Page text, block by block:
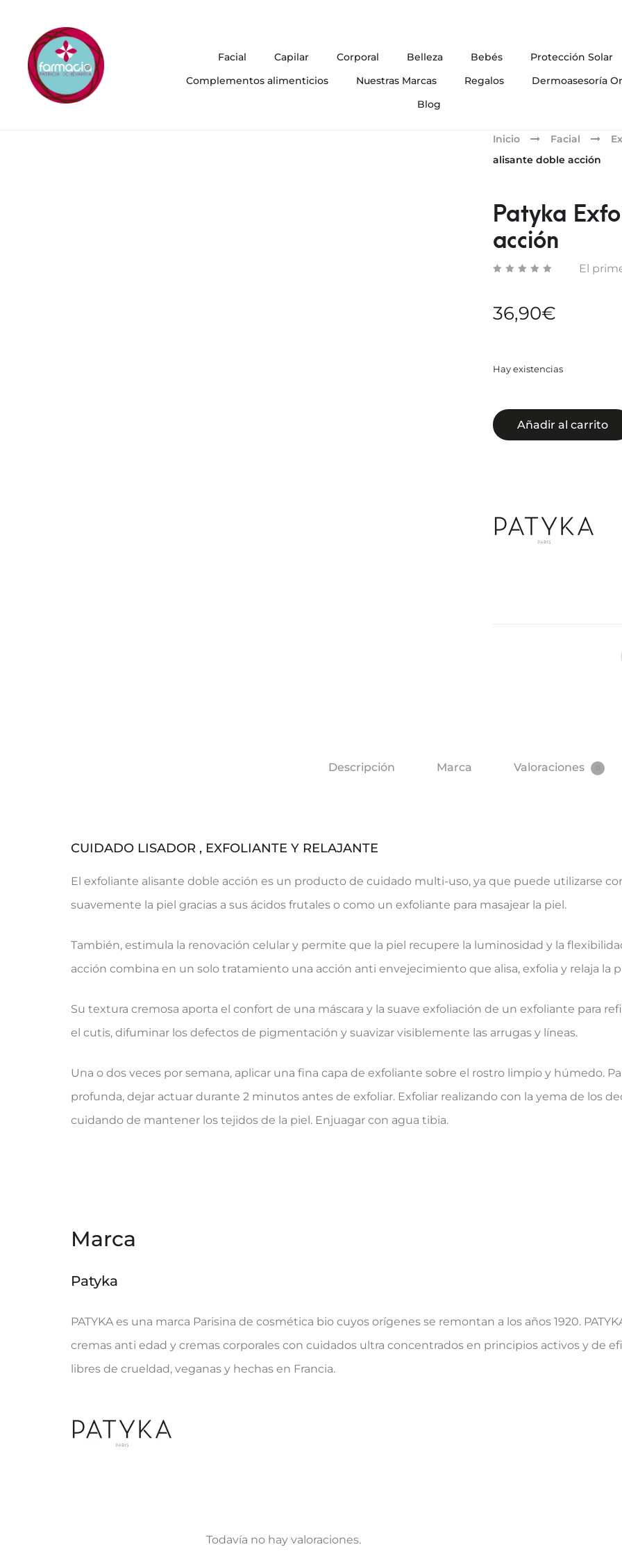
Facial Capilar Corporal Belleza Bebés
Protección Solar
Complementos alimenticios
Nuestras Marcas Regalos
Dermoasesoría
Blog
Inicio Facial
alisante doble acción
Patyka
acción
El
36,90€
Hay existencias
Añadir al carrito
Descripción Marca Valoraciones
CUIDADO LISADOR , EXFOLIANTE Y RELAJANTE
El exfoliante alisante doble acción es un producto de cuidado multi-uso, ya que puede utilizarse
suavemente la piel gracias a sus ácidos frutales o como un exfoliante para masajear la piel.
También, estimula la renovación celular y permite que la piel recupere la luminosidad y la
acción combina en un solo tratamiento una acción anti envejecimiento que alisa, exfolia y relaja la
Su textura cremosa aporta el confort de una máscara y la suave exfoliación de un exfoliante para
el cutis, difuminar los defectos de pigmentación y suavizar visiblemente las arrugas y líneas.
Una o dos veces por semana, aplicar una fina capa de exfoliante sobre el rostro limpio y húmedo.
profunda, dejar actuar durante 2 minutos antes de exfoliar. Exfoliar realizando con la yema de los
cuidando de mantener los tejidos de la piel. Enjuagar con agua tibia.
Marca
Patyka
PATYKA es una marca Parisina de cosmética bio cuyos orígenes se remontan a los años 1920.
cremas anti edad y cremas corporales con cuidados ultra concentrados en principios activos y de
libres de crueldad, veganas y hechas en Francia.
Todavía no hay valoraciones.